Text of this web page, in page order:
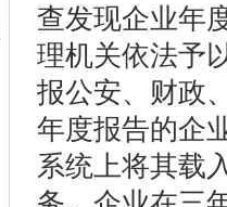
查发现企业年
理机关依法予
报公安、财政
年度报告的企
系统上将其载